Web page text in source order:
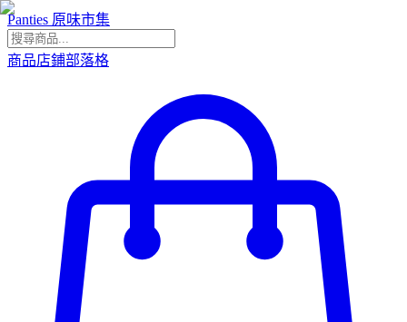
Panties 原味市集
商品店鋪部落格